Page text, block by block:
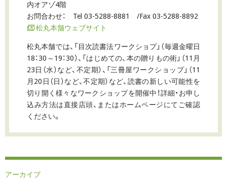
内オアゾ4階
お問合わせ： Tel 03-5288-8881 /Fax 03-5288-8892
松丸本舗ウェブサイト
松丸本舗では、「目次読書法ワークショプ」（毎週金曜日
18：30～19：30）、「はじめての、本の贈りもの術」（11月
23日（水）など、不定期）、「三冊屋ワークショップ」（11
月20日（日）など、不定期）など、読書の新しい可能性を
切り開く様々なワークショップを開催中！詳細・お申し
込み方法は直接店頭、またはホームページにてご確認
ください。
アーカイブ